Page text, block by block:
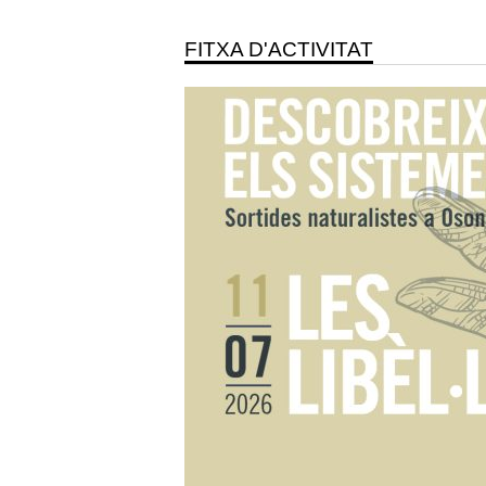
FITXA D'ACTIVITAT